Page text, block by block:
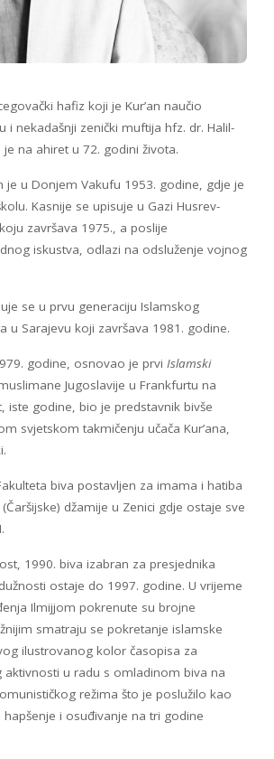
hafiz koji je Kur’an naučio
i nekadašnji zenički muftija hfz. dr. Halil-
na ahiret u 72. godini života.
je u Donjem Vakufu 1953. godine, gdje je
Kasnije se upisuje u Gazi Husrev-
završava 1975., a poslije
iskustva, odlazi na odsluženje vojnog
se u prvu generaciju Islamskog
u Sarajevu koji završava 1981. godine.
godine, osnovao je prvi Islamski
Jugoslavije u Frankfurtu na
iste godine, bio je predstavnik bivše
svjetskom takmičenju učača Kur’ana,
biva postavljen za imama i hatiba
džamije u Zenici gdje ostaje sve
1990. biva izabran za presjednika
ostaje do 1997. godine. U vrijeme
Ilmijjom pokrenute su brojne
smatraju se pokretanje islamske
ilustrovanog kolor časopisa za
aktivnosti u radu s omladinom biva na
režima što je poslužilo kao
i osuđivanje na tri godine